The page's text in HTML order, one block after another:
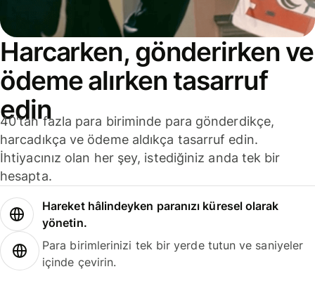
Harcarken, gönderirken ve
ödeme alırken tasarruf
edin
40'tan fazla para biriminde para gönderdikçe,
harcadıkça ve ödeme aldıkça tasarruf edin.
İhtiyacınız olan her şey, istediğiniz anda tek bir
hesapta.
Hareket hâlindeyken paranızı küresel olarak
yönetin.
Para birimlerinizi tek bir yerde tutun ve saniyeler
içinde çevirin.